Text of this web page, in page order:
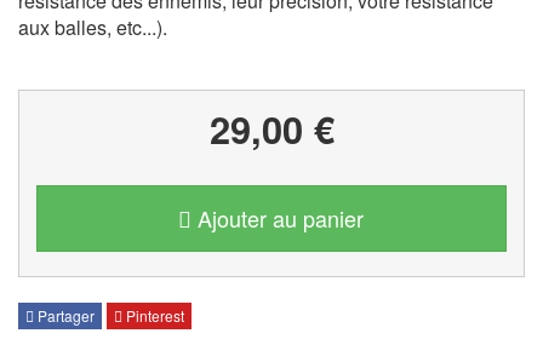
aux balles, etc...).
29,00 €
Ajouter au panier
Partager Pinterest